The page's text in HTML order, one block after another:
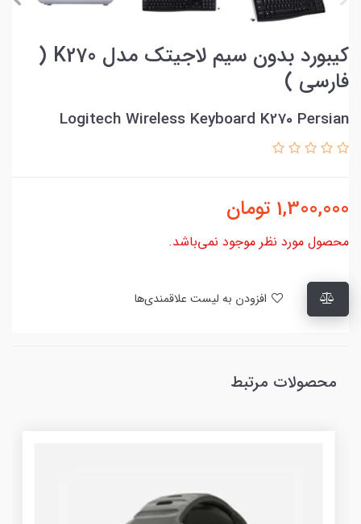
کیبورد بدون سیم لاجیتک مدل K270 (
فارسی )
Logitech Wireless Keyboard K270 Persian
1,300,000 تومان
محصول مورد نظر موجود نمی‌باشد.
محصولات مرتبط